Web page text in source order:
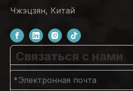
Чжэцзян, Китай
Связаться с нами